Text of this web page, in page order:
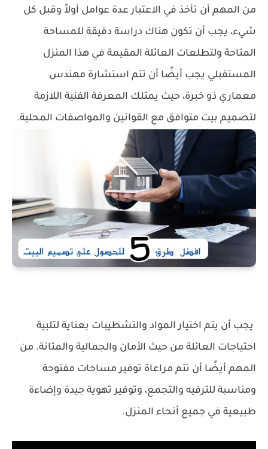
من المهم أن تأخذ في الاعتبار عدة عوامل أولاً وقبل كل
شيء، يجب أن تكون هناك دراسة دقيقة للمساحة
المتاحة ولتطلعات العائلة المقيمة في هذا المنزل
المستقبلي يجب أيضًا أن تتم استشارة مهندس
معماري ذو خبرة، حيث يمتلك المعرفة الفنية اللازمة
لتصميم بيت متوافق مع القوانين والمواصفات المحلية.
يجب أن يتم اختيار المواد والتشطيبات بعناية لتلبية
احتياجات العائلة من حيث الأمان والجمالية والمتانة. من
المهم أيضًا أن تتم مراعاة توفير مساحات مفتوحة
ومناسبة للترفيه والتجمع، وتوفير تهوية جيدة وإضاءة
طبيعية في جميع أنحاء المنزل.